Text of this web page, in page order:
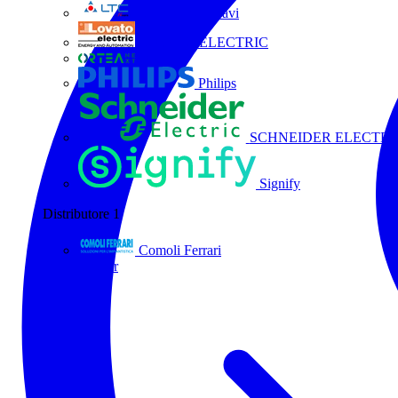
La Triveneta Cavi
LOVATO ELECTRIC
Philips
SCHNEIDER
Signify
Distributore 1
Comoli Ferrari
Tutti i partner